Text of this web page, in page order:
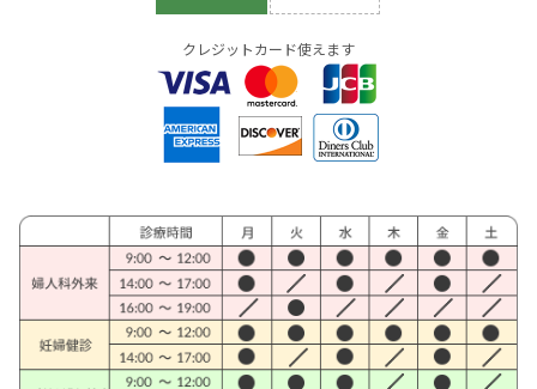
クレジットカード使えます